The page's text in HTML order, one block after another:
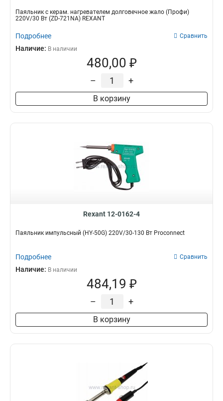
Паяльник с керам. нагревателем долговечное жало (Профи)
220V/30 Вт (ZD-721NA) REXANT
Подробнее Сравнить
Наличие: В наличии
480,00 ₽
– +
В корзину
Rexant 12-0162-4
Паяльник импульсный (HY-50G) 220V/30-130 Вт Proconnect
Подробнее Сравнить
Наличие: В наличии
484,19 ₽
– +
В корзину